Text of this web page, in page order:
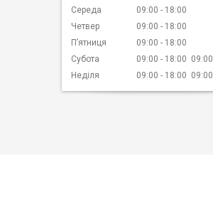
Середа
09:00
18:00
Четвер
09:00
18:00
Пʼятниця
09:00
18:00
Субота
09:00 18:00 09:00
Неділя
09:00 18:00 09:00